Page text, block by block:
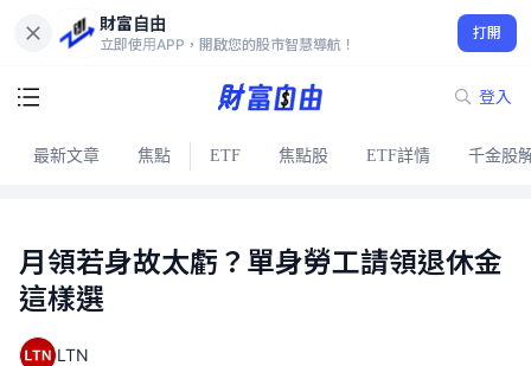
財富自由
立即使用APP，開啟您的股市智慧導航！
打開
登入
最新文章 焦點 ETF 焦點股 ETF詳情 千金股
月領若身故太虧？單身勞工請領退休金
這樣選
LTN